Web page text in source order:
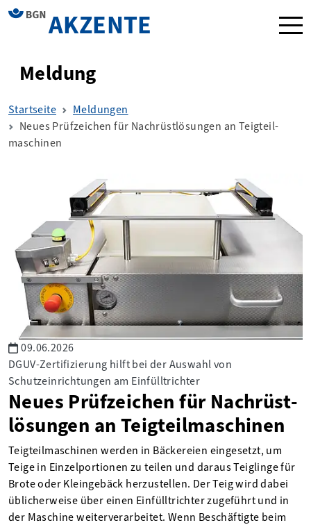
AKZENTE
Meldung
Startseite
Meldungen
Neues Prüfzeichen für Nach­rüst­lösungen an Teig­teil­
maschinen
09.06.2026
DGUV-Zertifizierung hilft bei der Auswahl von
Schutzeinrichtungen am Einfülltrichter
Neues Prüfzeichen für Nach­rüst­
lösungen an Teig­teil­maschinen
Teigteilmaschinen werden in Bäckereien eingesetzt, um
Teige in Einzelportionen zu teilen und daraus Teiglinge für
Brote oder Kleingebäck herzustellen. Der Teig wird dabei
üblicherweise über einen Einfülltrichter zugeführt und in
der Maschine weiterverarbeitet. Wenn Beschäftigte beim